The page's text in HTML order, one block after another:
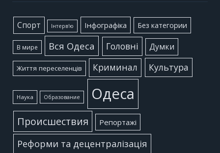
Cпорт Інтерв'ю Інфографіка Без категории
В мире Вся Одеса Головні Думки
Життя переселенців Криминал Культура
Наука Образование Одеса
Происшествия Репортажі
Реформи та децентралізація